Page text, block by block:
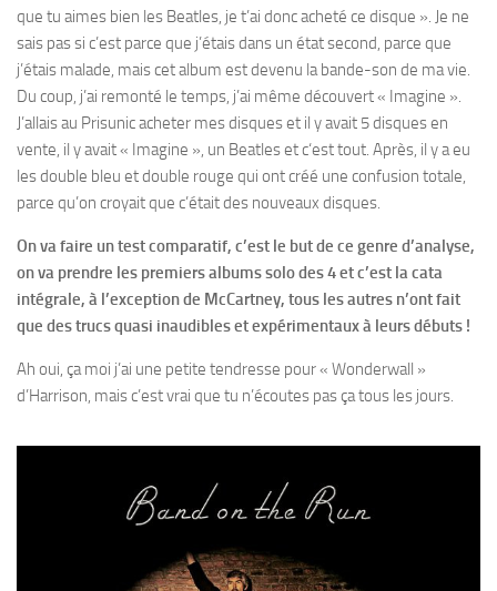
que tu aimes bien les Beatles, je t’ai donc acheté ce disque ». Je ne
sais pas si c’est parce que j’étais dans un état second, parce que
j’étais malade, mais cet album est devenu la bande-son de ma vie.
Du coup, j’ai remonté le temps, j’ai même découvert « Imagine ».
J’allais au Prisunic acheter mes disques et il y avait 5 disques en
vente, il y avait « Imagine », un Beatles et c‘est tout. Après, il y a eu
les double bleu et double rouge qui ont créé une confusion totale,
parce qu’on croyait que c’était des nouveaux disques.
On va faire un test comparatif, c’est le but de ce genre d’analyse,
on va prendre les premiers albums solo des 4 et c’est la cata
intégrale, à l’exception de McCartney, tous les autres n’ont fait
que des trucs quasi inaudibles et expérimentaux à leurs débuts !
Ah oui, ça moi j’ai une petite tendresse pour « Wonderwall »
d’Harrison, mais c’est vrai que tu n’écoutes pas ça tous les jours.